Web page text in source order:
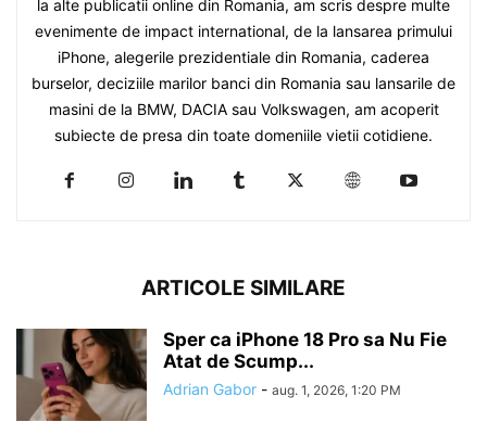
la alte publicatii online din Romania, am scris despre multe
evenimente de impact international, de la lansarea primului
iPhone, alegerile prezidentiale din Romania, caderea
burselor, deciziile marilor banci din Romania sau lansarile de
masini de la BMW, DACIA sau Volkswagen, am acoperit
subiecte de presa din toate domeniile vietii cotidiene.
ARTICOLE SIMILARE
Sper ca iPhone 18 Pro sa Nu Fie
Atat de Scump...
Adrian Gabor - aug. 1, 2026, 1:20 PM